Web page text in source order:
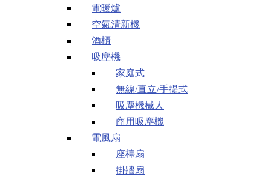
電暖爐
空氣清新機
酒櫃
吸塵機
家庭式
無線/直立/手提式
吸塵機械人
商用吸塵機
電風扇
座檯扇
掛牆扇